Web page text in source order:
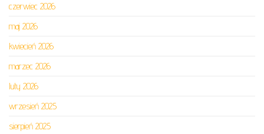
czerwiec 2026
maj 2026
kwiecień 2026
marzec 2026
luty 2026
wrzesień 2025
sierpień 2025